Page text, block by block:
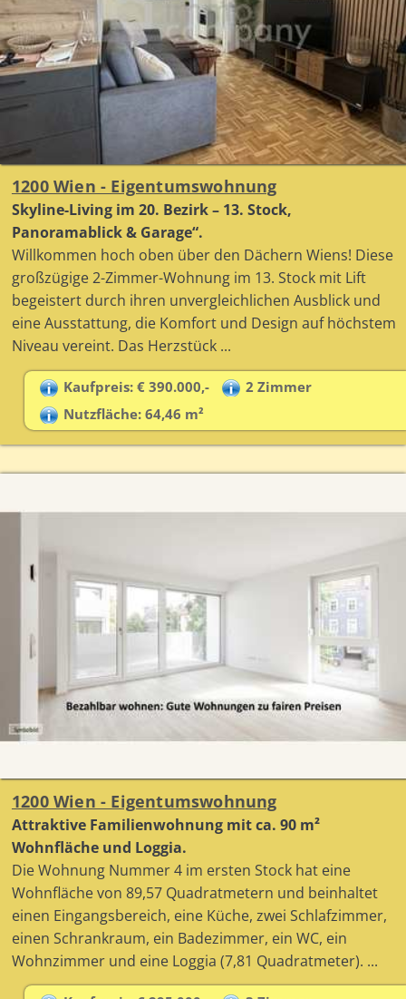
1200 Wien - Eigentumswohnung
Skyline-Living im 20. Bezirk – 13. Stock,
Panoramablick & Garage“.
Willkommen hoch oben über den Dächern Wiens! Diese
großzügige 2-Zimmer-Wohnung im 13. Stock mit Lift
begeistert durch ihren unvergleichlichen Ausblick und
eine Ausstattung, die Komfort und Design auf höchstem
Niveau vereint. Das Herzstück ...
Kaufpreis: € 390.000,-
2 Zimmer
Nutzfläche: 64,46 m²
1200 Wien - Eigentumswohnung
Attraktive Familienwohnung mit ca. 90 m²
Wohnfläche und Loggia.
Die Wohnung Nummer 4 im ersten Stock hat eine
Wohnfläche von 89,57 Quadratmetern und beinhaltet
einen Eingangsbereich, eine Küche, zwei Schlafzimmer,
einen Schrankraum, ein Badezimmer, ein WC, ein
Wohnzimmer und eine Loggia (7,81 Quadratmeter). ...